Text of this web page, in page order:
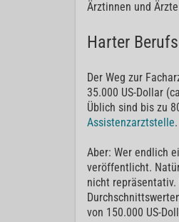
Ärztinnen und
Harter
Der Weg zur
35.000 US-Dollar
Üblich sind bis zu
Assistenzarztstelle.
Aber: Wer endlich
veröffentlicht.
nicht
von 150.000 US-